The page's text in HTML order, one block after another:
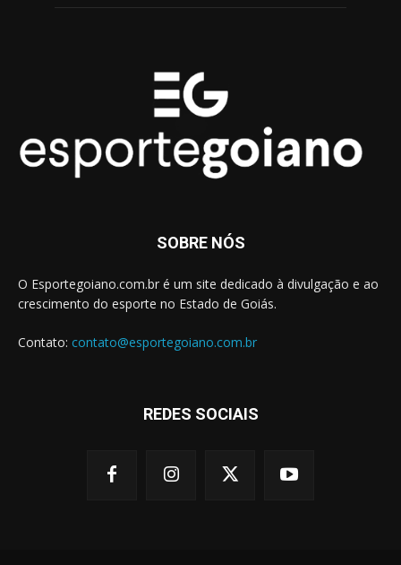
SOBRE NÓS
O Esportegoiano.com.br é um site dedicado à divulgação e ao
crescimento do esporte no Estado de Goiás.
Contato: contato@esportegoiano.com.br
REDES SOCIAIS